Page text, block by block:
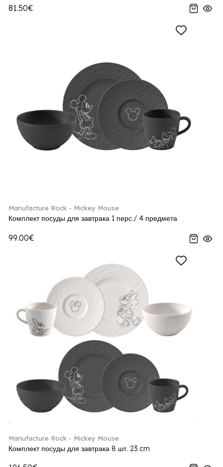
81.50€
Manufacture Rock - Mickey Mouse
Комплект посуды для завтрака 1 перс./ 4 предмета
99.00€
Manufacture Rock - Mickey Mouse
Комплект посуды для завтрака 8 шт. 23 cm